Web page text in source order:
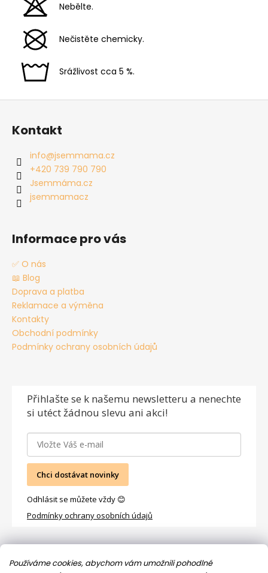
Používáme cookies, abychom vám umožnili pohodlné
Nebělte.
Nečistěte chemicky.
Srážlivost cca 5 %.
Kontakt
info@jsemmama.cz
+420 739 790 790
Jsemmáma.cz
jsemmamacz
Informace pro vás
✅ O nás
📖 Blog
Doprava a platba
Reklamace a výměna
Kontakty
Obchodní podmínky
Podmínky ochrany osobních údajů
Přihlašte se k našemu newsletteru a nenechte
si utéct žádnou slevu ani akci!
Chci dostávat novinky
Odhlásit se můžete vždy 😊
Podmínky ochrany osobních údajů
Facebook